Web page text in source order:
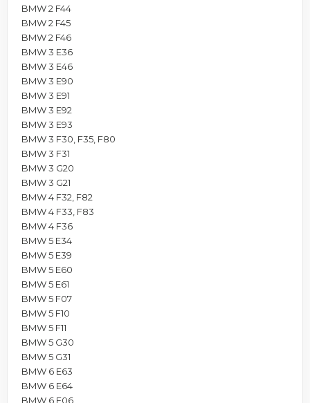
BMW 2 F44
BMW 2 F45
BMW 2 F46
BMW 3 E36
BMW 3 E46
BMW 3 E90
BMW 3 E91
BMW 3 E92
BMW 3 E93
BMW 3 F30, F35, F80
BMW 3 F31
BMW 3 G20
BMW 3 G21
BMW 4 F32, F82
BMW 4 F33, F83
BMW 4 F36
BMW 5 E34
BMW 5 E39
BMW 5 E60
BMW 5 E61
BMW 5 F07
BMW 5 F10
BMW 5 F11
BMW 5 G30
BMW 5 G31
BMW 6 E63
BMW 6 E64
BMW 6 F06